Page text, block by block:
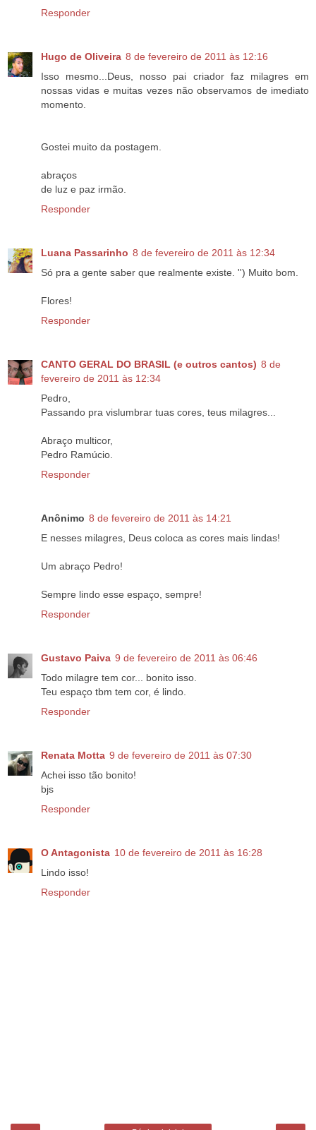
Responder
Hugo de Oliveira 8 de fevereiro de 2011 às 12:16
Isso mesmo...Deus, nosso pai criador faz milagres em
nossas vidas e muitas vezes não observamos de imediato
momento.
Gostei muito da postagem.
abraços
de luz e paz irmão.
Responder
Luana Passarinho 8 de fevereiro de 2011 às 12:34
Só pra a gente saber que realmente existe. '') Muito bom.
Flores!
Responder
CANTO GERAL DO BRASIL (e outros cantos) 8 de
fevereiro de 2011 às 12:34
Pedro,
Passando pra vislumbrar tuas cores, teus milagres...
Abraço multicor,
Pedro Ramúcio.
Responder
Anônimo 8 de fevereiro de 2011 às 14:21
E nesses milagres, Deus coloca as cores mais lindas!
Um abraço Pedro!
Sempre lindo esse espaço, sempre!
Responder
Gustavo Paiva 9 de fevereiro de 2011 às 06:46
Todo milagre tem cor... bonito isso.
Teu espaço tbm tem cor, é lindo.
Responder
Renata Motta 9 de fevereiro de 2011 às 07:30
Achei isso tão bonito!
bjs
Responder
O Antagonista 10 de fevereiro de 2011 às 16:28
Lindo isso!
Responder